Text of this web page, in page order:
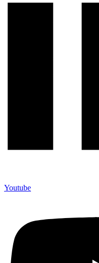
Youtube